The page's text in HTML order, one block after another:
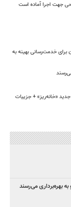
برای خدمت‌رسانی بهینه به
«خانه‌ریز» + جزییات